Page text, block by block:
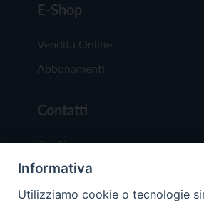
E-Shop
Vendita Online
Abbonamenti
Contatti
Chi Siamo
Redazione
Scrivici
Informativa
Utilizziamo cookie o tecnologie